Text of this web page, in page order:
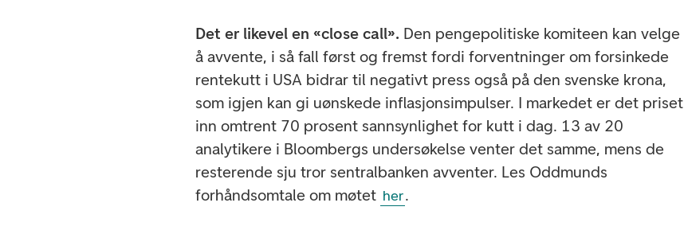
Det er likevel en «close call». Den pengepolitiske komiteen kan velge
å avvente, i så fall først og fremst fordi forventninger om forsinkede
rentekutt i USA bidrar til negativt press også på den svenske krona,
som igjen kan gi uønskede inflasjonsimpulser. I markedet er det priset
inn omtrent 70 prosent sannsynlighet for kutt i dag. 13 av 20
analytikere i Bloombergs undersøkelse venter det samme, mens de
resterende sju tror sentralbanken avventer. Les Oddmunds
forhåndsomtale om møtet her.